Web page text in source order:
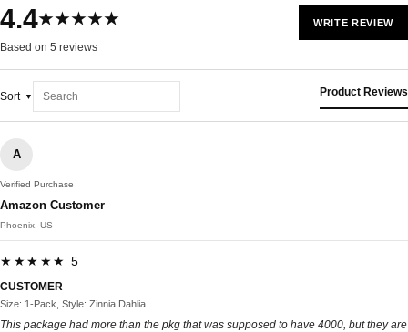
4.4★★★★★
Based on 5 reviews
WRITE REVIEW
Sort Product Reviews
A
Verified Purchase
Amazon Customer
Phoenix, US
★★★★★ 5
CUSTOMER
Size: 1-Pack, Style: Zinnia Dahlia
This package had more than the pkg that was supposed to have 4000, but they are